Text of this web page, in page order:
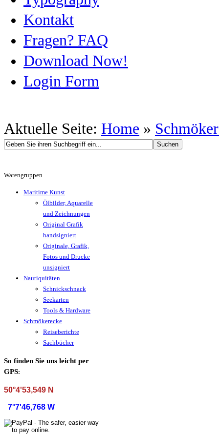
Kontakt
Fragen? FAQ
Download Now!
Login Form
Aktuelle Seite: Home »
Warengruppen
Maritime Kunst
Ölbilder, Aquarelle
und Zeichnungen
Original Grafik
handsigniert
Originale, Grafik,
Fotos und Drucke
unsigniert
Nautiquitäten
Schnickschnack
Seekarten
Tools & Hardware
Schmökerecke
Reiseberichte
Sachbücher
So finden Sie uns leicht per
GPS:
50°4'53,549 N
7°7'46,768 W